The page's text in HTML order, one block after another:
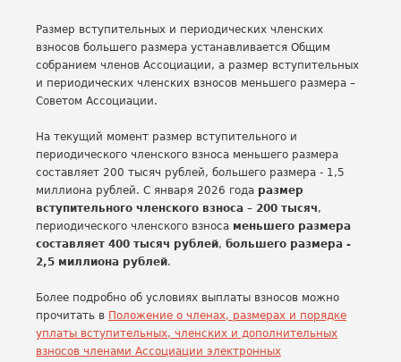
Размер вступительных и периодических членских
взносов большего размера устанавливается Общим
собранием членов Ассоциации, а размер вступительных
и периодических членских взносов меньшего размера –
Советом Ассоциации.
На текущий момент размер вступительного и
периодического членского взноса меньшего размера
составляет 200 тысяч рублей, большего размера - 1,5
миллиона рублей. С января 2026 года размер
вступительного членского взноса – 200 тысяч,
периодического членского взноса меньшего размера
составляет 400 тысяч рублей, большего размера -
2,5 миллиона рублей.
Более подробно об условиях выплаты взносов можно
прочитать в Положение о членах, размерах и порядке
уплаты вступительных, членских и дополнительных
взносов членами Ассоциации электронных